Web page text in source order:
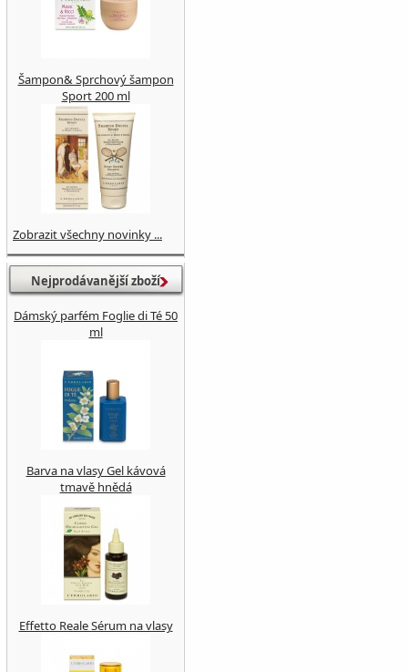
Šampon& Sprchový šampon
Sport 200 ml
Zobrazit všechny novinky ...
Nejprodávanější zboží
Dámský parfém Foglie di Té 50
ml
Barva na vlasy Gel kávová
tmavě hnědá
Effetto Reale Sérum na vlasy